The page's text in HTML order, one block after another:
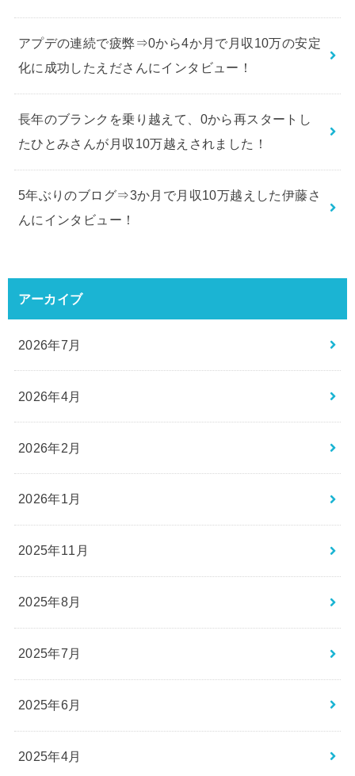
アプデの連続で疲弊⇒0から4か月で月収10万の安定
化に成功したえださんにインタビュー！
長年のブランクを乗り越えて、0から再スタートし
たひとみさんが月収10万越えされました！
5年ぶりのブログ⇒3か月で月収10万越えした伊藤さ
んにインタビュー！
アーカイブ
2026年7月
2026年4月
2026年2月
2026年1月
2025年11月
2025年8月
2025年7月
2025年6月
2025年4月